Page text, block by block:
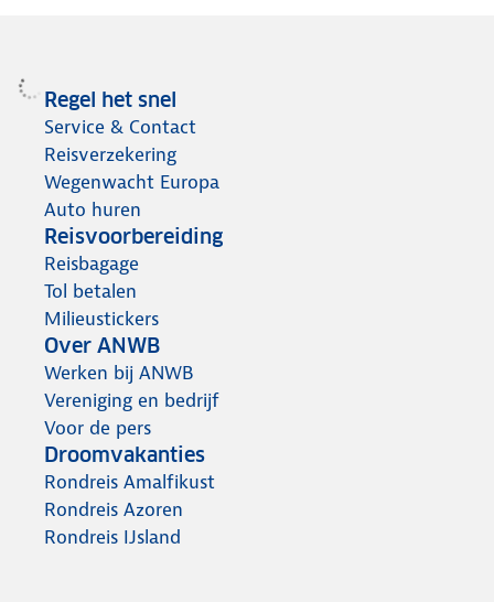
Regel het snel
Service & Contact
Reisverzekering
Wegenwacht Europa
Auto huren
Reisvoorbereiding
Reisbagage
Tol betalen
Milieustickers
Over ANWB
Werken bij ANWB
Vereniging en bedrijf
Voor de pers
Droomvakanties
Rondreis Amalfikust
Rondreis Azoren
Rondreis IJsland